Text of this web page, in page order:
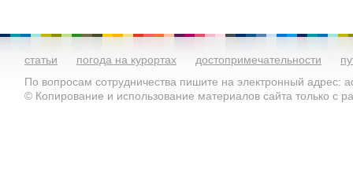
статьи погода на курортах достопримечательности
По вопросам сотрудничества пишите на электронный адрес:
© Копирование и использование материалов сайта только с